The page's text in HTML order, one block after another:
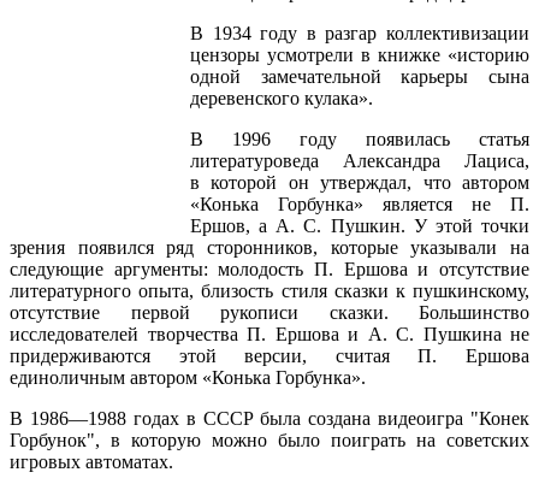
В 1934 году в разгар коллективизации
цензоры усмотрели в книжке «историю
одной замечательной карьеры сына
деревенского кулака».
В 1996 году появилась статья
литературоведа Александра Лациса,
в которой он утверждал, что автором
«Конька Горбунка» является не П.
Ершов, а А. С. Пушкин. У этой точки
зрения появился ряд сторонников, которые указывали на
следующие аргументы: молодость П. Ершова и отсутствие
литературного опыта, близость стиля сказки к пушкинскому,
отсутствие первой рукописи сказки. Большинство
исследователей творчества П. Ершова и А. С. Пушкина не
придерживаются этой версии, считая П. Ершова
единоличным автором «Конька Горбунка».
В 1986—1988 годах в СССР была создана видеоигра "Конек
Горбунок", в которую можно было поиграть на советских
игровых автоматах.